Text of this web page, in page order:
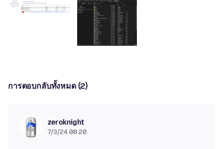
การตอบกลับทั้งหมด (2)
zeroknight
7/3/24 08:20